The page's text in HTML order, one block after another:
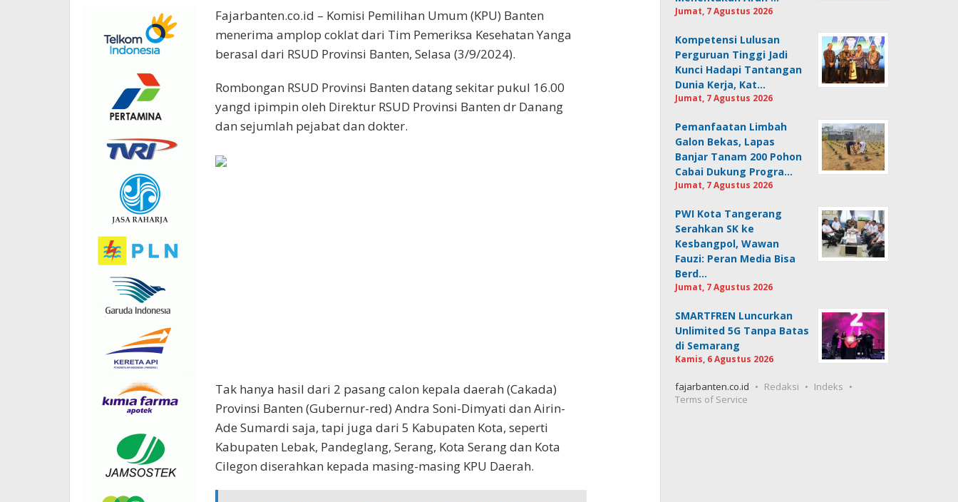
Fajarbanten.co.id – Komisi Pemilihan Umum (KPU) Banten
menerima amplop coklat dari Tim Pemeriksa Kesehatan Yanga
berasal dari RSUD Provinsi Banten, Selasa (3/9/2024).
Rombongan RSUD Provinsi Banten datang sekitar pukul 16.00
yangd ipimpin oleh Direktur RSUD Provinsi Banten dr Danang
dan sejumlah pejabat dan dokter.
Tak hanya hasil dari 2 pasang calon kepala daerah (Cakada)
Provinsi Banten (Gubernur-red) Andra Soni-Dimyati dan Airin-
Ade Sumardi saja, tapi juga dari 5 Kabupaten Kota, seperti
Kabupaten Lebak, Pandeglang, Serang, Kota Serang dan Kota
Cilegon diserahkan kepada masing-masing KPU Daerah.
Jumat, 7 Agustus 2026
Kompetensi Lulusan
Perguruan Tinggi Jadi
Kunci Hadapi Tantangan
Dunia Kerja, Kat…
Jumat, 7 Agustus 2026
Pemanfaatan Limbah
Galon Bekas, Lapas
Banjar Tanam 200 Pohon
Cabai Dukung Progra…
Jumat, 7 Agustus 2026
PWI Kota Tangerang
Serahkan SK ke
Kesbangpol, Wawan
Fauzi: Peran Media Bisa
Berd…
Jumat, 7 Agustus 2026
SMARTFREN Luncurkan
Unlimited 5G Tanpa Batas
di Semarang
Kamis, 6 Agustus 2026
fajarbanten.co.id Redaksi
Indeks
Terms of Service